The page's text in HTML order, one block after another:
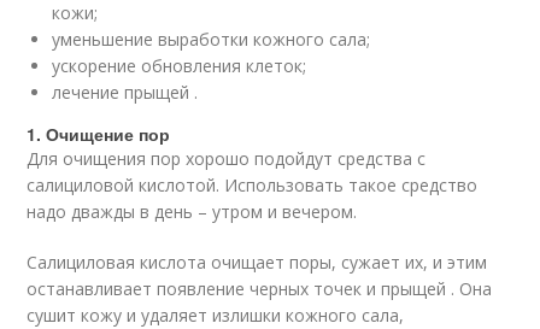
кожи;
уменьшение выработки кожного сала;
ускорение обновления клеток;
лечение прыщей .
1. Очищение пор
Для очищения пор хорошо подойдут средства с
салициловой кислотой. Использовать такое средство
надо дважды в день – утром и вечером.
Салициловая кислота очищает поры, сужает их, и этим
останавливает появление черных точек и прыщей . Она
сушит кожу и удаляет излишки кожного сала,